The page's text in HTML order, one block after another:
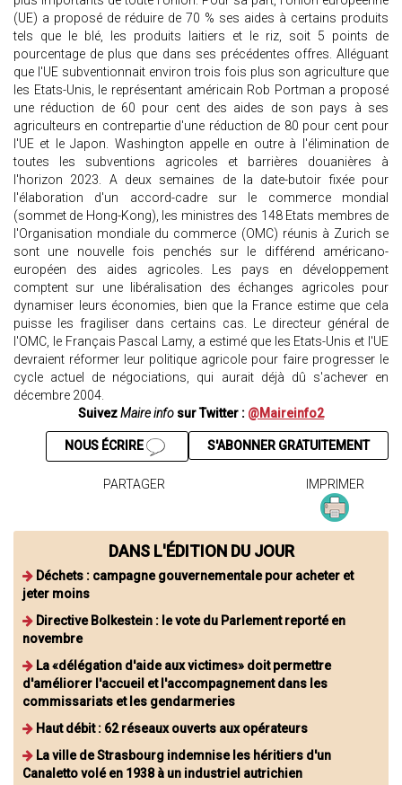
(UE) a proposé de réduire de 70 % ses aides à certains produits
tels que le blé, les produits laitiers et le riz, soit 5 points de
pourcentage de plus que dans ses précédentes offres. Alléguant
que l'UE subventionnait environ trois fois plus son agriculture que
les Etats-Unis, le représentant américain Rob Portman a proposé
une réduction de 60 pour cent des aides de son pays à ses
agriculteurs en contrepartie d'une réduction de 80 pour cent pour
l'UE et le Japon. Washington appelle en outre à l'élimination de
toutes les subventions agricoles et barrières douanières à
l'horizon 2023. A deux semaines de la date-butoir fixée pour
l'élaboration d'un accord-cadre sur le commerce mondial
(sommet de Hong-Kong), les ministres des 148 Etats membres de
l'Organisation mondiale du commerce (OMC) réunis à Zurich se
sont une nouvelle fois penchés sur le différend américano-
européen des aides agricoles. Les pays en développement
comptent sur une libéralisation des échanges agricoles pour
dynamiser leurs économies, bien que la France estime que cela
puisse les fragiliser dans certains cas. Le directeur général de
l'OMC, le Français Pascal Lamy, a estimé que les Etats-Unis et l'UE
devraient réformer leur politique agricole pour faire progresser le
cycle actuel de négociations, qui aurait déjà dû s'achever en
décembre 2004.
SuivezMaire info sur Twitter : @Maireinfo2
S'ABONNER GRATUITEMENT
NOUS ÉCRIRE
PARTAGER IMPRIMER
DANS L'ÉDITION DU JOUR
Déchets : campagne gouvernementale pour acheter et
jeter moins
Directive Bolkestein : le vote du Parlement reporté en
novembre
La «délégation d'aide aux victimes» doit permettre
d'améliorer l'accueil et l'accompagnement dans les
commissariats et les gendarmeries
Haut débit : 62 réseaux ouverts aux opérateurs
La ville de Strasbourg indemnise les héritiers d'un
Canaletto volé en 1938 à un industriel autrichien